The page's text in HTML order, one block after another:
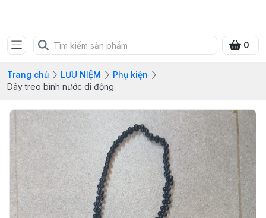
0
Trang chủ LƯU NIỆM
Phụ kiện
Dây treo bình nước di động